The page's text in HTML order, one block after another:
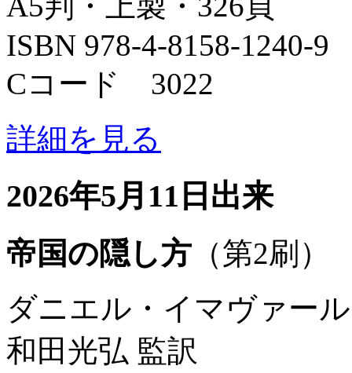
ISBN 978-4-8158-1240-9
Cコード 3022
詳細を見る
2026年5月11日出来
帝国の隠し方 （第2刷）
ダニエル・イマヴァー
和田光弘 監訳